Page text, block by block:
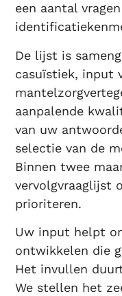
een aantal
De lijst is
casuïstiek, input
aanpalende
van uw
selectie van de
Binnen twee
vervolgvraaglijst
prioriteren.
Uw input helpt
ontwikkelen die
Het invullen
We stellen het